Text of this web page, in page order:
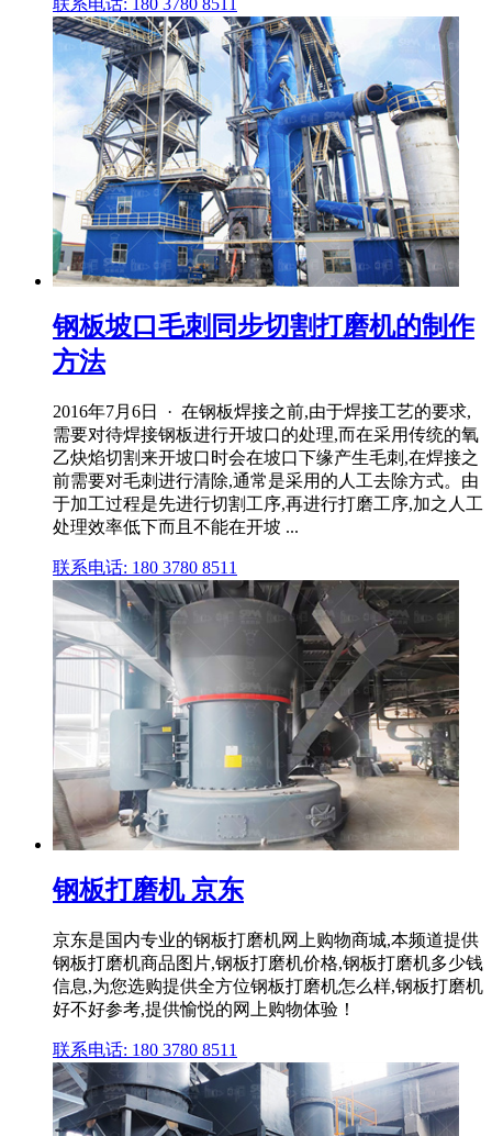
联系电话: 180 3780 8511
钢板坡口毛刺同步切割打磨机的制作
方法
2016年7月6日 · 在钢板焊接之前,由于焊接工艺的要求,
需要对待焊接钢板进行开坡口的处理,而在采用传统的氧
乙炔焰切割来开坡口时会在坡口下缘产生毛刺,在焊接之
前需要对毛刺进行清除,通常是采用的人工去除方式。由
于加工过程是先进行切割工序,再进行打磨工序,加之人工
处理效率低下而且不能在开坡 ...
联系电话: 180 3780 8511
钢板打磨机 京东
京东是国内专业的钢板打磨机网上购物商城,本频道提供
钢板打磨机商品图片,钢板打磨机价格,钢板打磨机多少钱
信息,为您选购提供全方位钢板打磨机怎么样,钢板打磨机
好不好参考,提供愉悦的网上购物体验！
联系电话: 180 3780 8511